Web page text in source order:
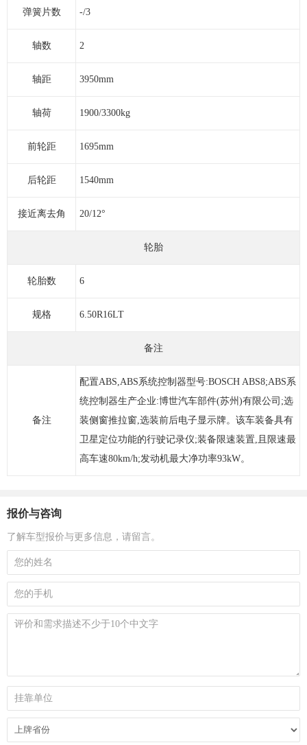
弹簧片数 -/3
轴数 2
轴距 3950mm
轴荷 1900/3300kg
前轮距 1695mm
后轮距 1540mm
接近离去角 20/12°
轮胎
轮胎数 6
规格 6.50R16LT
备注
备注
配置ABS,ABS系统控制器型号:BOSCH ABS8;ABS系
统控制器生产企业:博世汽车部件(苏州)有限公司;选
装侧窗推拉窗,选装前后电子显示牌。该车装备具有
卫星定位功能的行驶记录仪;装备限速装置,且限速最
高车速80km/h;发动机最大净功率93kW。
报价与咨询
了解车型报价与更多信息，请留言。